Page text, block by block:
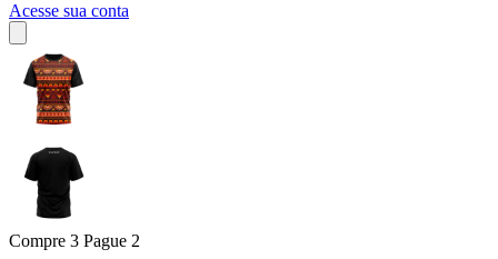
Acesse sua conta
Compre 3 Pague 2